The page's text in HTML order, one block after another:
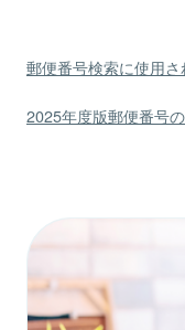
郵便番号検索に使用
2025年度版郵便番号